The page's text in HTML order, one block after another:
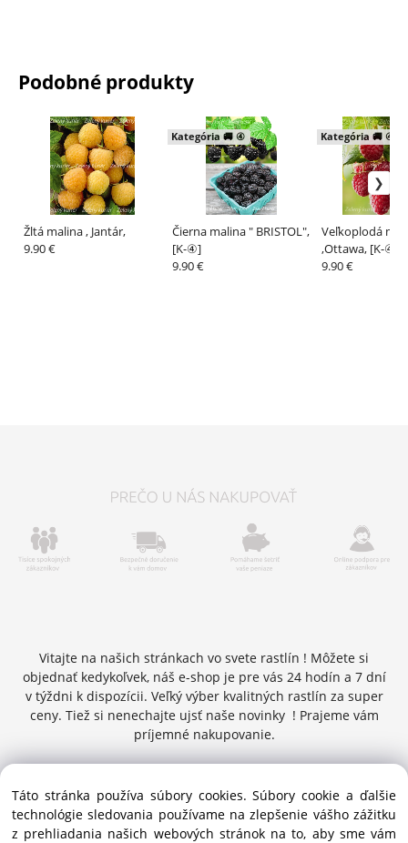
Podobné produkty
Žltá malina , Jantár,
9.90 €
Čierna malina " BRISTOL",
[K-④]
Kategória 🚚 ④
9.90 €
Veľkoplodá
,Ottawa, [K-④]
Kategória 🚚 ④
9.90 €
Vitajte na našich stránkach vo svete rastlín ! Môžete si
objednať kedykoľvek, náš e-shop je pre vás 24 hodín a 7 dní
v týždni k dispozícii. Veľký výber kvalitných rastlín za super
ceny. Tiež si nenechajte ujsť naše novinky ! Prajeme vám
príjemné nakupovanie.
Copyright © 2016 zelenykurier.sk , Všetky práva vyhradené |
info@zelenykurier.sk | Priechodná 27 ,949 01 Nitra ,
Slovenská republika
Táto stránka používa súbory cookies. Súbory cookie a ďalšie
technológie sledovania používame na zlepšenie vášho zážitku
z prehliadania našich webových stránok na to, aby sme vám